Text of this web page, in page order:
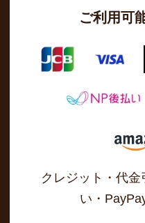
ご利用可
クレジット・代
い・